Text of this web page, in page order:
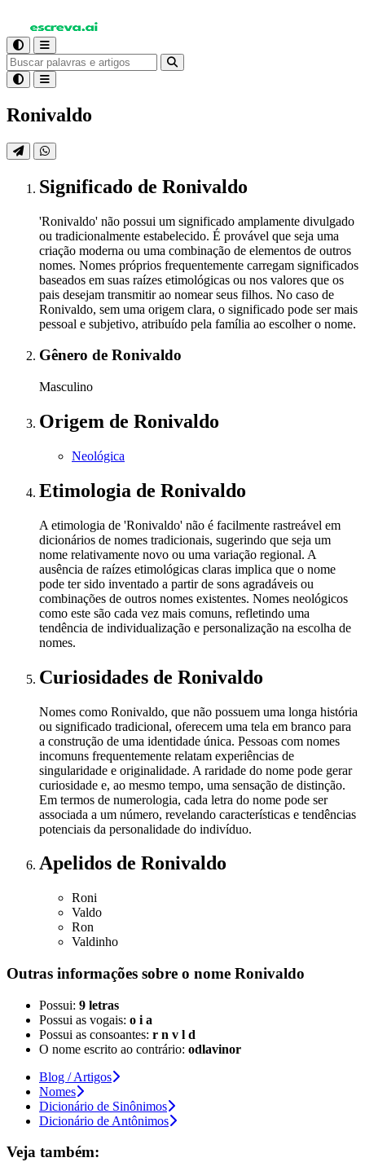
Ronivaldo
Significado de Ronivaldo
'Ronivaldo' não possui um significado amplamente divulgado
ou tradicionalmente estabelecido. É provável que seja uma
criação moderna ou uma combinação de elementos de outros
nomes. Nomes próprios frequentemente carregam significados
baseados em suas raízes etimológicas ou nos valores que os
pais desejam transmitir ao nomear seus filhos. No caso de
Ronivaldo, sem uma origem clara, o significado pode ser mais
pessoal e subjetivo, atribuído pela família ao escolher o nome.
Gênero de Ronivaldo
Masculino
Origem de Ronivaldo
Neológica
Etimologia de Ronivaldo
A etimologia de 'Ronivaldo' não é facilmente rastreável em
dicionários de nomes tradicionais, sugerindo que seja um
nome relativamente novo ou uma variação regional. A
ausência de raízes etimológicas claras implica que o nome
pode ter sido inventado a partir de sons agradáveis ou
combinações de outros nomes existentes. Nomes neológicos
como este são cada vez mais comuns, refletindo uma
tendência de individualização e personalização na escolha de
nomes.
Curiosidades de Ronivaldo
Nomes como Ronivaldo, que não possuem uma longa história
ou significado tradicional, oferecem uma tela em branco para
a construção de uma identidade única. Pessoas com nomes
incomuns frequentemente relatam experiências de
singularidade e originalidade. A raridade do nome pode gerar
curiosidade e, ao mesmo tempo, uma sensação de distinção.
Em termos de numerologia, cada letra do nome pode ser
associada a um número, revelando características e tendências
potenciais da personalidade do indivíduo.
Apelidos de Ronivaldo
Roni
Valdo
Ron
Valdinho
Outras informações sobre o nome Ronivaldo
Possui: 9 letras
Possui as vogais: o i a
Possui as consoantes: r n v l d
O nome escrito ao contrário: odlavinor
Blog / Artigos
Nomes
Dicionário de Sinônimos
Dicionário de Antônimos
Veja também: